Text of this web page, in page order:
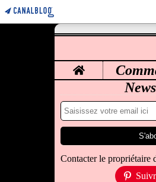
Home
Contacter le propriétaire